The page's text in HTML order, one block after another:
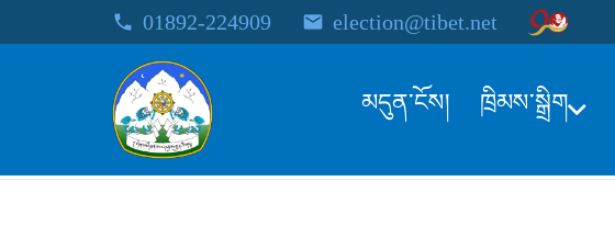
phone 01892-224909 email election@tibet.net
མདུན་ངོས། ཁྲིམས་སྒྲིག